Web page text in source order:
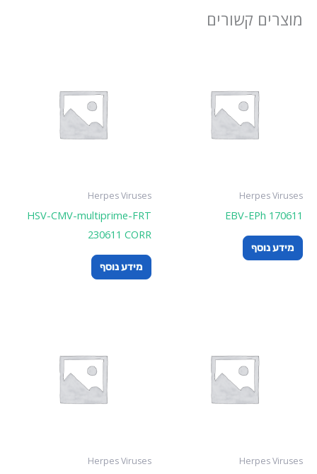
מוצרים קשורים
Herpes Viruses
EBV-EPh 170611
מידע נוסף
Herpes Viruses
HSV-CMV-multiprime-FRT
230611 CORR
מידע נוסף
Herpes Viruses
Herpes Viruses